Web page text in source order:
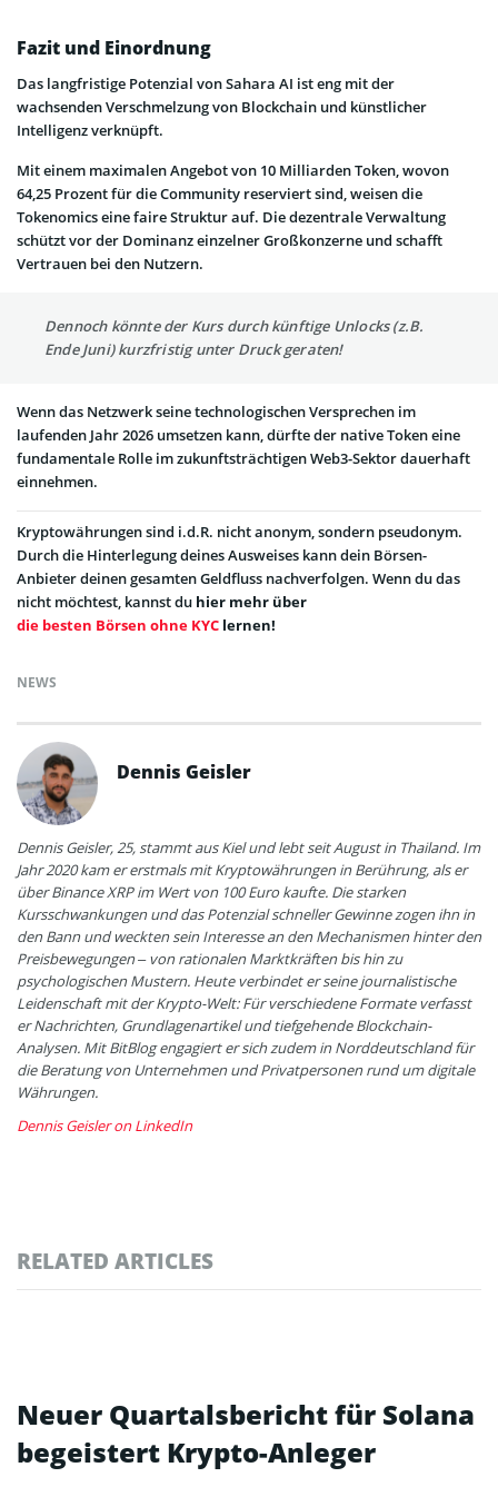
Fazit und Einordnung
Das langfristige Potenzial von Sahara AI ist eng mit der
wachsenden Verschmelzung von Blockchain und künstlicher
Intelligenz verknüpft.
Mit einem maximalen Angebot von 10 Milliarden Token, wovon
64,25 Prozent für die Community reserviert sind, weisen die
Tokenomics eine faire Struktur auf. Die dezentrale Verwaltung
schützt vor der Dominanz einzelner Großkonzerne und schafft
Vertrauen bei den Nutzern.
Dennoch könnte der Kurs durch künftige Unlocks (z.B.
Ende Juni) kurzfristig unter Druck geraten!
Wenn das Netzwerk seine technologischen Versprechen im
laufenden Jahr 2026 umsetzen kann, dürfte der native Token eine
fundamentale Rolle im zukunftsträchtigen Web3-Sektor dauerhaft
einnehmen.
Kryptowährungen sind i.d.R. nicht anonym, sondern pseudonym.
Durch die Hinterlegung deines Ausweises kann dein Börsen-
Anbieter deinen gesamten Geldfluss nachverfolgen. Wenn du das
nicht möchtest, kannst du hier mehr über
die besten Börsen ohne KYC lernen!
NEWS
Dennis Geisler
Dennis Geisler, 25, stammt aus Kiel und lebt seit August in Thailand. Im
Jahr 2020 kam er erstmals mit Kryptowährungen in Berührung, als er
über Binance XRP im Wert von 100 Euro kaufte. Die starken
Kursschwankungen und das Potenzial schneller Gewinne zogen ihn in
den Bann und weckten sein Interesse an den Mechanismen hinter den
Preisbewegungen – von rationalen Marktkräften bis hin zu
psychologischen Mustern. Heute verbindet er seine journalistische
Leidenschaft mit der Krypto-Welt: Für verschiedene Formate verfasst
er Nachrichten, Grundlagenartikel und tiefgehende Blockchain-
Analysen. Mit BitBlog engagiert er sich zudem in Norddeutschland für
die Beratung von Unternehmen und Privatpersonen rund um digitale
Währungen.
Dennis Geisler on LinkedIn
RELATED ARTICLES
Neuer Quartalsbericht für Solana
begeistert Krypto-Anleger